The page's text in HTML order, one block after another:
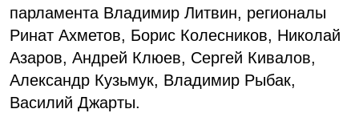
парламента Владимир Литвин, регионалы
Ринат Ахметов, Борис Колесников, Николай
Азаров, Андрей Клюев, Сергей Кивалов,
Александр Кузьмук, Владимир Рыбак,
Василий Джарты.